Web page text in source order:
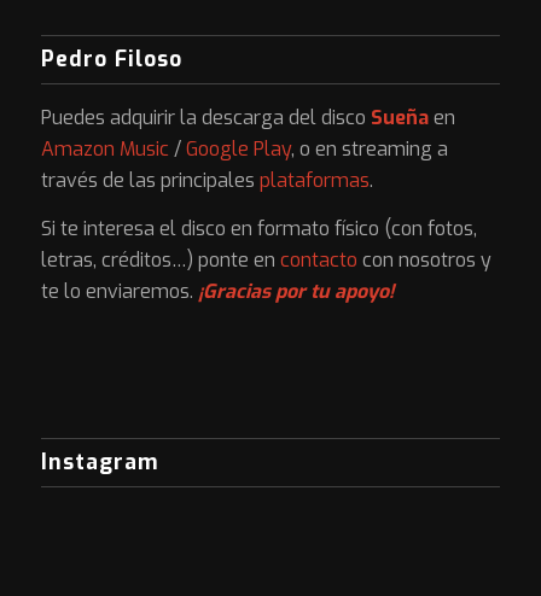
Pedro Filoso
Puedes adquirir la descarga del disco Sueñaen
Amazon Music/Google Play, o en streaming a
través de las principales plataformas.
Si te interesa el disco en formato físico (con fotos,
letras, créditos…) ponte en contacto con nosotros y
te lo enviaremos. ¡Gracias por tu apoyo!
Instagram